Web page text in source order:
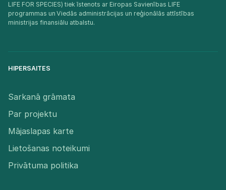
LIFE FOR SPECIES) tiek īstenots ar Eiropas Savienības LIFE
programmas un Viedās administrācijas un reģionālās attīstības
ministrijas finansiālu atbalstu.​
HIPERSAITES
Sarkanā grāmata
Par projektu
Mājaslapas karte
Lietošanas noteikumi
Privātuma politika